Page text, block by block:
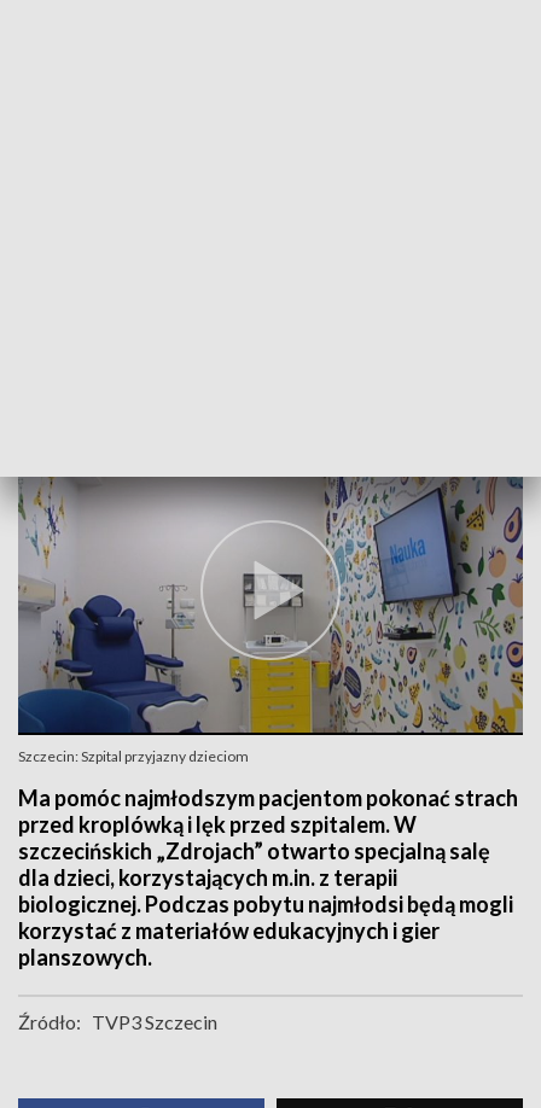
Szczecin: Szpital przyjazny dzieciom
Ma pomóc najmłodszym pacjentom pokonać strach
przed kroplówką i lęk przed szpitalem. W
szczecińskich „Zdrojach” otwarto specjalną salę
dla dzieci, korzystających m.in. z terapii
biologicznej. Podczas pobytu najmłodsi będą mogli
korzystać z materiałów edukacyjnych i gier
planszowych.
Źródło: TVP3 Szczecin